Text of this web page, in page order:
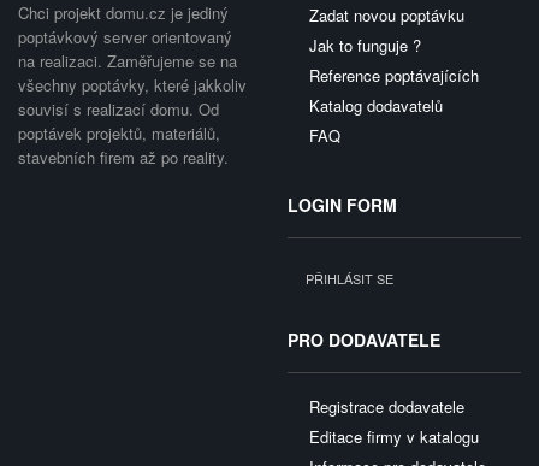
Chci projekt domu.cz je jediný
poptávkový server orientovaný
na realizaci. Zaměřujeme se na
všechny poptávky, které jakkoliv
souvisí s realizací domu. Od
poptávek projektů, materiálů,
stavebních firem až po reality.
Zadat novou poptávku
Jak to funguje ?
Reference poptávajících
Katalog dodavatelů
FAQ
LOGIN FORM
PŘIHLÁSIT SE
PRO DODAVATELE
Registrace dodavatele
Editace firmy v katalogu